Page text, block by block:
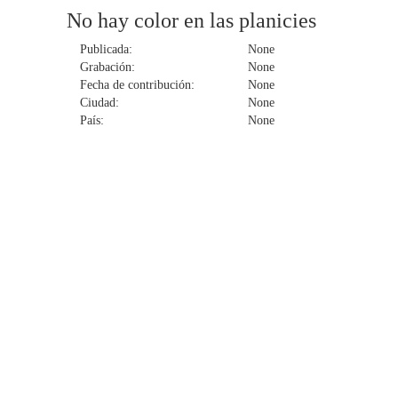
No hay color en las planicies
Publicada:
None
Grabación:
None
Fecha de contribución:
None
Ciudad:
None
País:
None